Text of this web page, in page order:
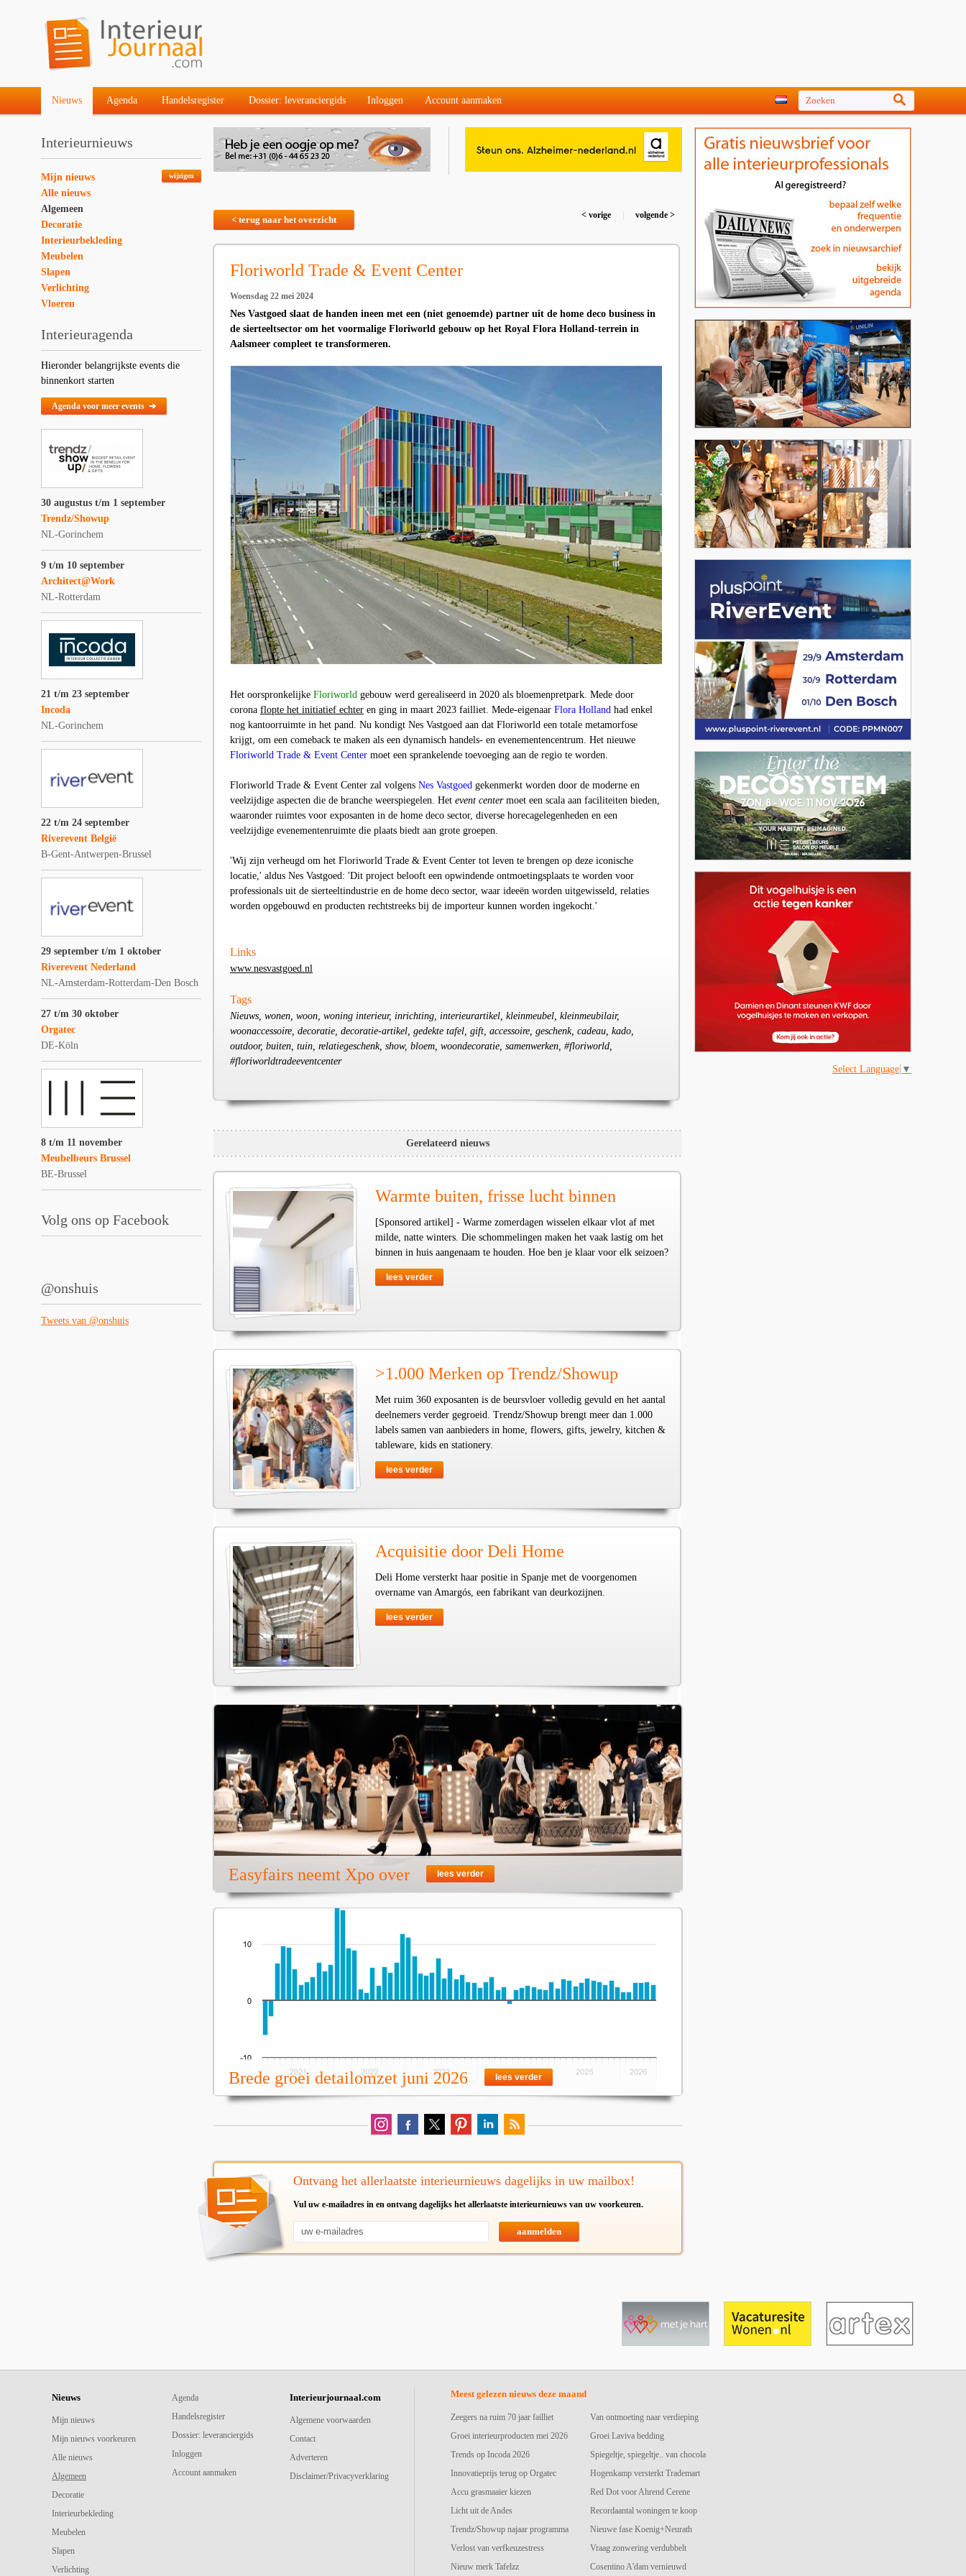
Nieuws Agenda Handelsregister Dossier: leveranciergids Inloggen Account aanmaken
Interieurnieuws
wijzigen
Mijn nieuws
Alle nieuws
Algemeen
Decoratie
Interieurbekleding
Meubelen
Slapen
Verlichting
Vloeren
Interieuragenda
Hieronder belangrijkste events die
binnenkort starten
Agenda voor meer events ➔
30 augustus t/m 1 september
Trendz/Showup
NL-Gorinchem
9 t/m 10 september
Architect@Work
NL-Rotterdam
21 t/m 23 september
Incoda
NL-Gorinchem
22 t/m 24 september
Riverevent België
B-Gent-Antwerpen-Brussel
29 september t/m 1 oktober
Riverevent Nederland
NL-Amsterdam-Rotterdam-Den Bosch
27 t/m 30 oktober
Orgatec
DE-Köln
8 t/m 11 november
Meubelbeurs Brussel
BE-Brussel
Volg ons op Facebook
@onshuis
Tweets van @onshuis
< terug naar het overzicht < vorige volgende >
Floriworld Trade & Event Center
Woensdag 22 mei 2024
Nes Vastgoed slaat de handen ineen met een (niet genoemde) partner uit de home deco business in
de sierteeltsector om het voormalige Floriworld gebouw op het Royal Flora Holland-terrein in
Aalsmeer compleet te transformeren.
Het oorspronkelijke Floriworld gebouw werd gerealiseerd in 2020 als bloemenpretpark. Mede door
corona flopte het initiatief echter en ging in maart 2023 failliet. Mede-eigenaar Flora Holland had enkel
nog kantoorruimte in het pand. Nu kondigt Nes Vastgoed aan dat Floriworld een totale metamorfose
krijgt, om een comeback te maken als een dynamisch handels- en evenementencentrum. Het nieuwe
Floriworld Trade & Event Center moet een sprankelende toevoeging aan de regio te worden.
Floriworld Trade & Event Center zal volgens Nes Vastgoed gekenmerkt worden door de moderne en
veelzijdige aspecten die de branche weerspiegelen. Het event centermoet een scala aan faciliteiten bieden,
waaronder ruimtes voor exposanten in de home deco sector, diverse horecagelegenheden en een
veelzijdige evenementenruimte die plaats biedt aan grote groepen.
'Wij zijn verheugd om het Floriworld Trade & Event Center tot leven te brengen op deze iconische
locatie,' aldus Nes Vastgoed: 'Dit project belooft een opwindende ontmoetingsplaats te worden voor
professionals uit de sierteeltindustrie en de home deco sector, waar ideeën worden uitgewisseld, relaties
worden opgebouwd en producten rechtstreeks bij de importeur kunnen worden ingekocht.'
Links
www.nesvastgoed.nl
Tags
Nieuws, wonen, woon, woning interieur, inrichting, interieurartikel, kleinmeubel, kleinmeubilair,
woonaccessoire, decoratie, decoratie-artikel, gedekte tafel, gift, accessoire, geschenk, cadeau, kado,
outdoor, buiten, tuin, relatiegeschenk, show, bloem, woondecoratie, samenwerken, #floriworld,
#floriworldtradeeventcenter
Gerelateerd nieuws
Warmte buiten, frisse lucht binnen
[Sponsored artikel] - Warme zomerdagen wisselen elkaar vlot af met
milde, natte winters. Die schommelingen maken het vaak lastig om het
binnen in huis aangenaam te houden. Hoe ben je klaar voor elk seizoen?
lees verder
>1.000 Merken op Trendz/Showup
Met ruim 360 exposanten is de beursvloer volledig gevuld en het aantal
deelnemers verder gegroeid. Trendz/Showup brengt meer dan 1.000
labels samen van aanbieders in home, flowers, gifts, jewelry, kitchen &
tableware, kids en stationery.
lees verder
Acquisitie door Deli Home
Deli Home versterkt haar positie in Spanje met de voorgenomen
overname van Amargós, een fabrikant van deurkozijnen.
lees verder
Easyfairs neemt Xpo over lees verder
Brede groei detailomzet juni 2026 lees verder
Ontvang het allerlaatste interieurnieuws dagelijks in uw mailbox!
Vul uw e-mailadres in en ontvang dagelijks het allerlaatste interieurnieuws van uw voorkeuren.
aanmelden
Select Language ▼
Nieuws
Mijn nieuws
Mijn nieuws voorkeuren
Alle nieuws
Algemeen
Decoratie
Interieurbekleding
Meubelen
Slapen
Verlichting
Agenda
Handelsregister
Dossier: leveranciergids
Inloggen
Account aanmaken
Interieurjournaal.com
Algemene voorwaarden
Contact
Adverteren
Disclaimer/Privacyverklaring
Meest gelezen nieuws deze maand
Zeegers na ruim 70 jaar failliet
Groei interieurproducten mei 2026
Trends op Incoda 2026
Innovatieprijs terug op Orgatec
Accu grasmaaier kiezen
Licht uit de Andes
Trendz/Showup najaar programma
Verlost van verfkeuzestress
Nieuw merk Tafelzz
Van ontmoeting naar verdieping
Groei Laviva bedding
Spiegeltje, spiegeltje.. van chocola
Hogenkamp versterkt Trademart
Red Dot voor Ahrend Cerene
Recordaantal woningen te koop
Nieuwe fase Koenig+Neurath
Vraag zonwering verdubbelt
Cosentino A'dam vernieuwd